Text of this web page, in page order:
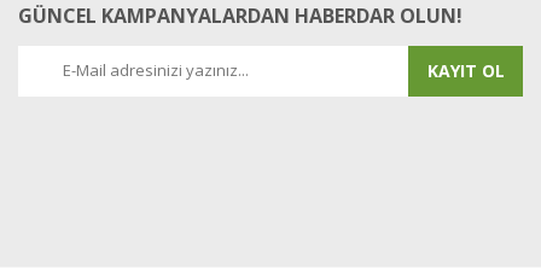
GÜNCEL KAMPANYALARDAN HABERDAR OLUN!
KAYIT OL